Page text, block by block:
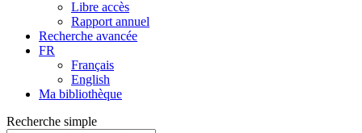
Libre accès
Rapport annuel
Recherche avancée
FR
Français
English
Ma bibliothèque
Recherche simple